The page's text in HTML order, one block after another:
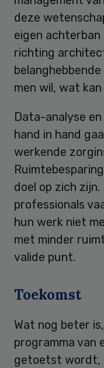
deze
eigen
richting
men wil, wat kan
Data-analyse
hand in hand
werkende
doel op zich
professionals
hun werk niet
met minder
valide punt.
Toekomst
Wat nog beter
programma van
getoetst wordt,